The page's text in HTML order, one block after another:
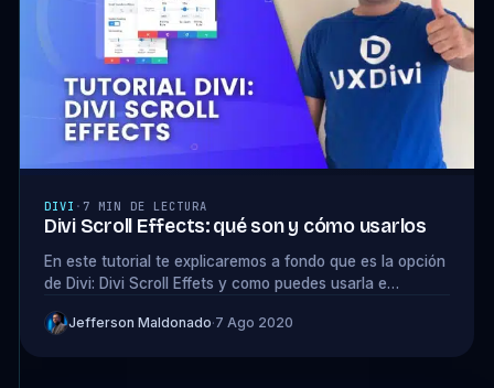
DIVI · 7 MIN DE LECTURA
Divi Scroll Effects: qué son y cómo usarlos
En este tutorial te explicaremos a fondo que es la opción
de Divi: Divi Scroll Effets y como puedes usarla e
Jefferson Maldonado·7 Ago 2020